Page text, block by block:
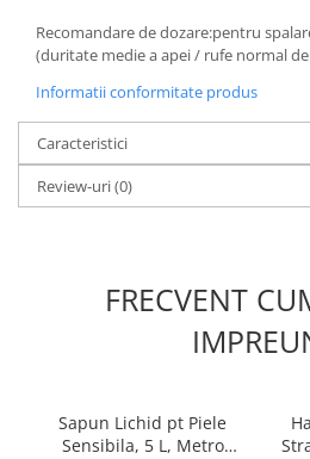
Recomandare de dozare:pentru
(duritate medie a apei / rufe normal
Informatii conformitate produs
Caracteristici
Review-uri(0)
FRECVENT
Sapun Lichid pt Piele
Sensibila, 5 L, Metro